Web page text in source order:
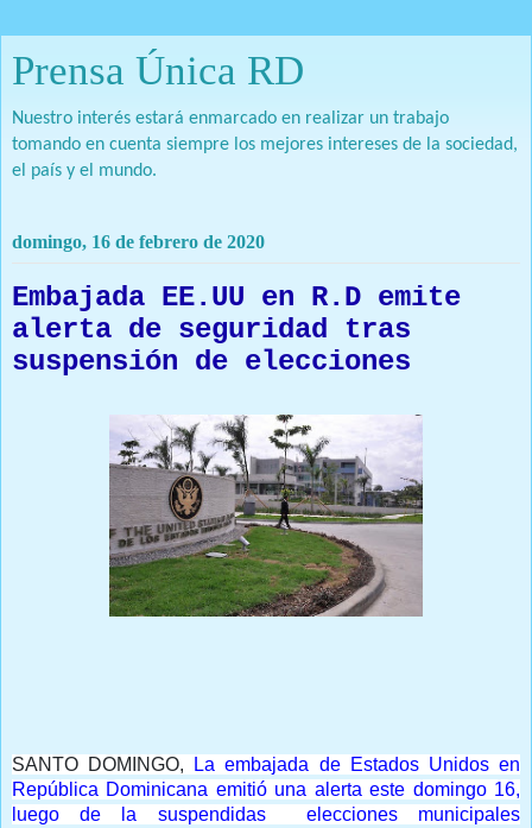
Prensa Única RD
Nuestro interés estará enmarcado en realizar un trabajo
tomando en cuenta siempre los mejores intereses de la sociedad,
el país y el mundo.
domingo, 16 de febrero de 2020
Embajada EE.UU en R.D emite
alerta de seguridad tras
suspensión de elecciones
SANTO DOMINGO, La embajada de Estados Unidos en
República Dominicana emitió una alerta este domingo 16,
luego de la suspendidas elecciones municipales